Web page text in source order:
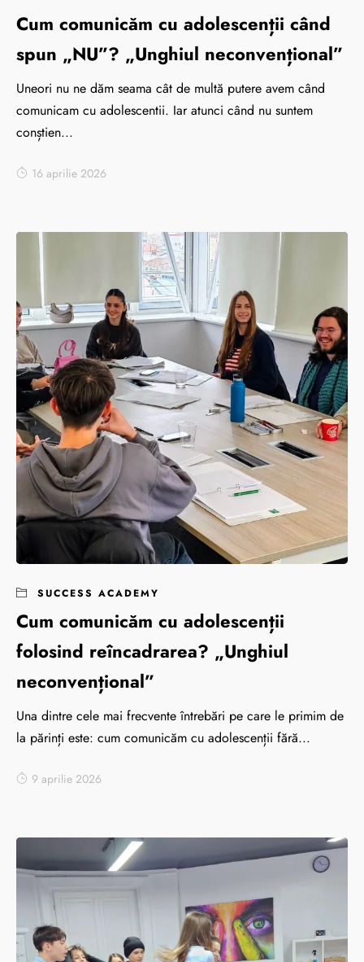
Cum comunicăm cu adolescenții când
spun „NU”? „Unghiul neconvențional”
Uneori nu ne dăm seama cât de multă putere avem când
comunicam cu adolescentii. Iar atunci când nu suntem
conștien...
16 aprilie 2026
SUCCESS ACADEMY
Cum comunicăm cu adolescenții
folosind reîncadrarea? „Unghiul
neconvențional”
Una dintre cele mai frecvente întrebări pe care le primim de
la părinți este: cum comunicăm cu adolescenții fără...
9 aprilie 2026